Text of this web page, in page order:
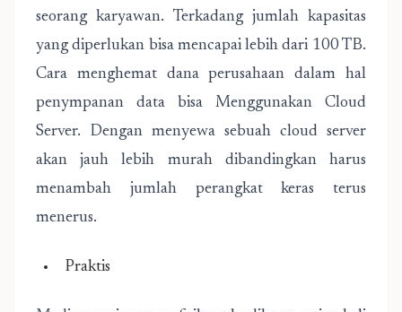
seorang karyawan. Terkadang jumlah kapasitas
yang diperlukan bisa mencapai lebih dari 100 TB.
Cara menghemat dana perusahaan dalam hal
penympanan data bisa Menggunakan Cloud
Server. Dengan menyewa sebuah cloud server
akan jauh lebih murah dibandingkan harus
menambah jumlah perangkat keras terus
menerus.
Praktis